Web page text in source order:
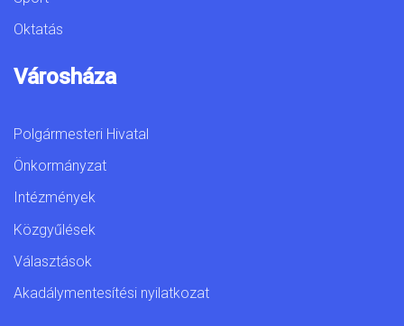
Oktatás
Városháza
Polgármesteri Hivatal
Önkormányzat
Intézmények
Közgyűlések
Választások
Akadálymentesítési nyilatkozat